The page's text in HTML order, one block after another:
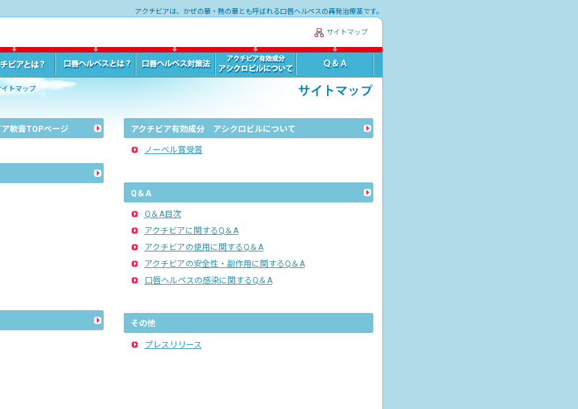
アクチビアは、かぜの華・熱の華とも呼ばれる口唇ヘルペスの再発治療薬です。
サイトマップ
イトマップ
軟膏TOPページ アクチビア有効成分 アシクロビルについて
ノーベル賞受賞
Q＆A
Q＆A目次
アクチビアに関するQ＆A
アクチビアの使用に関するQ＆A
アクチビアの安全性・副作用に関するQ＆A
口唇ヘルペスの感染に関するQ＆A
その他
プレスリリース